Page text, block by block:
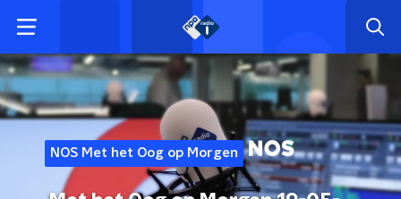
NOS Met het Oog op Morgen